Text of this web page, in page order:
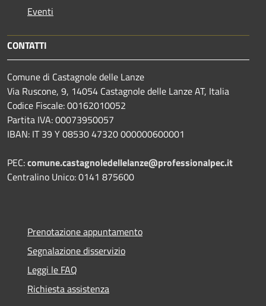
Eventi
CONTATTI
Comune di Castagnole delle Lanze
Via Ruscone, 9, 14054 Castagnole delle Lanze AT, Italia
Codice Fiscale: 00162010052
Partita IVA: 00073950057
IBAN: IT 39 Y 08530 47320 000000600001
PEC:comune.castagnoledellelanze@professionalpec.it
Centralino Unico: 0141 875600
Prenotazione appuntamento
Segnalazione disservizio
Leggi le FAQ
Richiesta assistenza